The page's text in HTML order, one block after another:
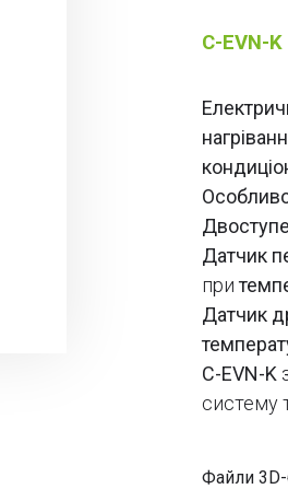
C-EVN-K
Датчик
при
Датчик
C-EVN-K
систему
Файли 3D-